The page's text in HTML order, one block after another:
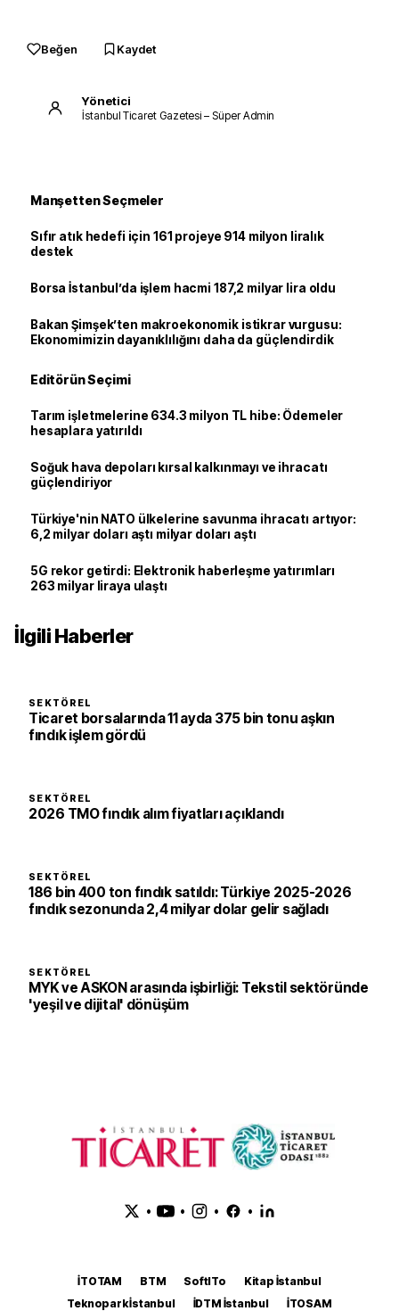
Beğen Kaydet
Yönetici
İstanbul Ticaret Gazetesi – Süper Admin
Manşetten Seçmeler
Sıfır atık hedefi için 161 projeye 914 milyon liralık
destek
Borsa İstanbul’da işlem hacmi 187,2 milyar lira oldu
Bakan Şimşek’ten makroekonomik istikrar vurgusu:
Ekonomimizin dayanıklılığını daha da güçlendirdik
Editörün Seçimi
Tarım işletmelerine 634.3 milyon TL hibe: Ödemeler
hesaplara yatırıldı
Soğuk hava depoları kırsal kalkınmayı ve ihracatı
güçlendiriyor
Türkiye'nin NATO ülkelerine savunma ihracatı artıyor:
6,2 milyar doları aştı milyar doları aştı
5G rekor getirdi: Elektronik haberleşme yatırımları
263 milyar liraya ulaştı
İlgili Haberler
SEKTÖREL
Ticaret borsalarında 11 ayda 375 bin tonu aşkın
fındık işlem gördü
SEKTÖREL
2026 TMO fındık alım fiyatları açıklandı
SEKTÖREL
186 bin 400 ton fındık satıldı: Türkiye 2025-2026
fındık sezonunda 2,4 milyar dolar gelir sağladı
SEKTÖREL
MYK ve ASKON arasında işbirliği: Tekstil sektöründe
'yeşil ve dijital' dönüşüm
• • • •
İTOTAM BTM SoftITo
Kitap İstanbul
Teknopark İstanbul
İDTM İstanbul
İTOSAM